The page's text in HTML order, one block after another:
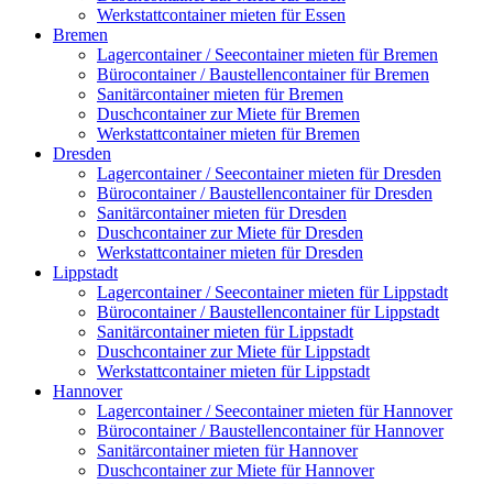
Werkstattcontainer mieten für Essen
Bremen
Lagercontainer / Seecontainer mieten für Bremen
Bürocontainer / Baustellencontainer für Bremen
Sanitärcontainer mieten für Bremen
Duschcontainer zur Miete für Bremen
Werkstattcontainer mieten für Bremen
Dresden
Lagercontainer / Seecontainer mieten für Dresden
Bürocontainer / Baustellencontainer für Dresden
Sanitärcontainer mieten für Dresden
Duschcontainer zur Miete für Dresden
Werkstattcontainer mieten für Dresden
Lippstadt
Lagercontainer / Seecontainer mieten für Lippstadt
Bürocontainer / Baustellencontainer für Lippstadt
Sanitärcontainer mieten für Lippstadt
Duschcontainer zur Miete für Lippstadt
Werkstattcontainer mieten für Lippstadt
Hannover
Lagercontainer / Seecontainer mieten für Hannover
Bürocontainer / Baustellencontainer für Hannover
Sanitärcontainer mieten für Hannover
Duschcontainer zur Miete für Hannover